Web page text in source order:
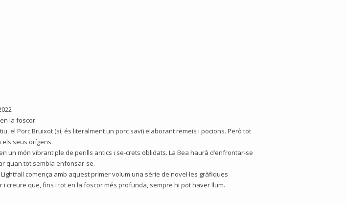
la foscor
el Porc Bruixot (sí, és literalment un porc savi) elaborant remeis i pocions. Però tot
els seus orígens.
un món vibrant ple de perills antics i se-crets oblidats. La Bea haurà d’enfrontar-se
quan tot sembla enfonsar-se.
comença amb aquest primer volum una sèrie de novel·les gràfiques
creure que, fins i tot en la foscor més profunda, sempre hi pot haver llum.